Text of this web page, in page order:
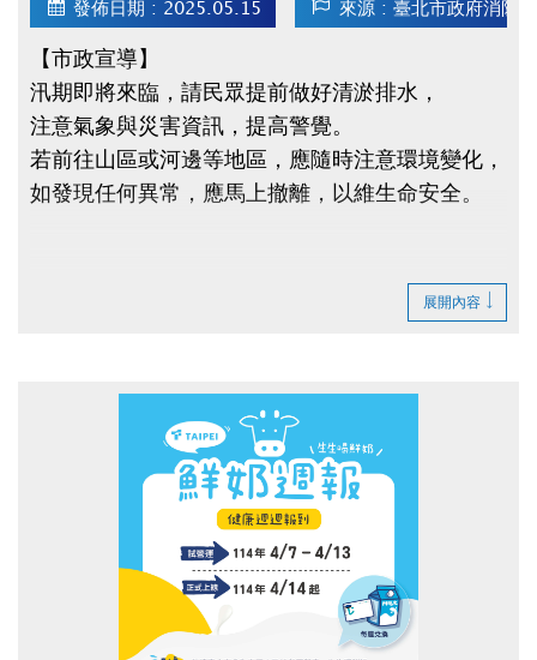
發佈日期 : 2025.05.15 來源 : 臺北市政府消防
【市政宣導】
汛期即將來臨，請民眾提前做好清淤排水，
注意氣象與災害資訊，提高警覺。
若前往山區或河邊等地區，應隨時注意環境變化，
如發現任何異常，應馬上撤離，以維生命安全。
展開內容